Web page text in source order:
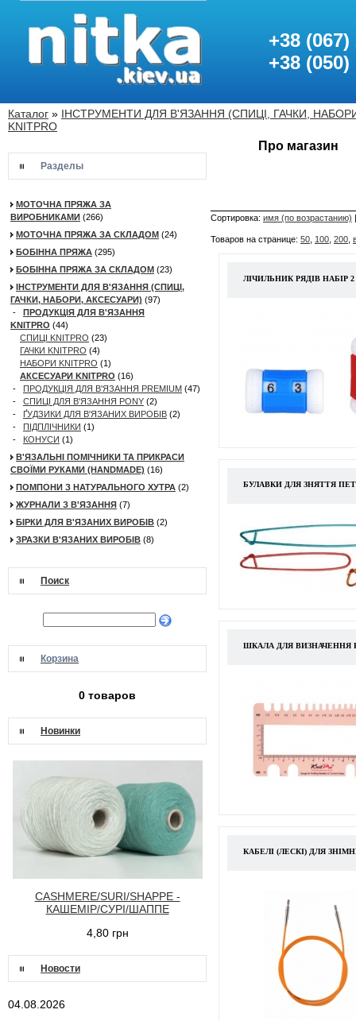
+38 (067)
+38 (050)
Каталог » ІНСТРУМЕНТИ ДЛЯ В'ЯЗАННЯ (СПИЦІ, ГАЧКИ,
KNITPRO
Разделы
МОТОЧНА ПРЯЖА ЗА
ВИРОБНИКАМИ (266)
МОТОЧНА ПРЯЖА ЗА СКЛАДОМ (24)
БОБІННА ПРЯЖА (295)
БОБІННА ПРЯЖА ЗА СКЛАДОМ (23)
ІНСТРУМЕНТИ ДЛЯ В'ЯЗАННЯ (СПИЦІ,
ГАЧКИ, НАБОРИ, АКСЕСУАРИ) (97)
- ПРОДУКЦІЯ ДЛЯ В'ЯЗАННЯ
KNITPRO (44)
СПИЦІ KNITPRO (23)
ГАЧКИ KNITPRO (4)
НАБОРИ KNITPRO (1)
АКСЕСУАРИ KNITPRO (16)
- ПРОДУКЦІЯ ДЛЯ В'ЯЗАННЯ PREMIUM (47)
- СПИЦІ ДЛЯ В'ЯЗАННЯ PONY (2)
- ҐУДЗИКИ ДЛЯ В'ЯЗАНИХ ВИРОБІВ (2)
- ПІДПЛІЧНИКИ (1)
- КОНУСИ (1)
В'ЯЗАЛЬНІ ПОМІЧНИКИ ТА ПРИКРАСИ
СВОЇМИ РУКАМИ (HANDMADE) (16)
ПОМПОНИ З НАТУРАЛЬНОГО ХУТРА (2)
ЖУРНАЛИ З В'ЯЗАННЯ (7)
БІРКИ ДЛЯ В'ЯЗАНИХ ВИРОБІВ (2)
ЗРАЗКИ В'ЯЗАНИХ ВИРОБІВ (8)
Поиск
Корзина
0 товаров
Новинки
CASHMERE/SURI/SHAPPE -
КАШЕМІР/СУРІ/ШАППЕ
4,80 грн
Новости
04.08.2026
Про магазин
Сортировка: имя (по возрастанию)
Товаров на странице: 50 100 200
ЛІЧИЛЬНИК РЯДІВ НАБІР 2
БУЛАВКИ ДЛЯ ЗНЯТТЯ
ШКАЛА ДЛЯ ВИЗНАЧЕННЯ
КАБЕЛІ (ЛЕСКІ) ДЛЯ